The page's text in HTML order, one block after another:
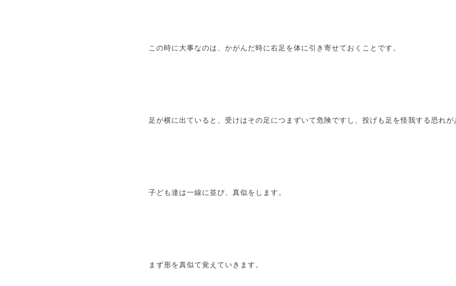
この時に大事なのは、かがんだ時に右足を体に引き寄せておくことです。
足が横に出ていると、受けはその足につまずいて危険ですし、投げも足を怪我する恐れが
子ども達は一線に並び、真似をします。
まず形を真似て覚えていきます。